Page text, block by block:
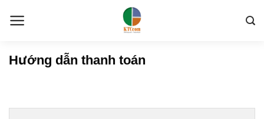
Hướng dẫn thanh toán